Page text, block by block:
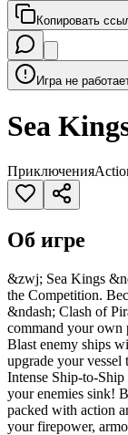
Копировать
Игра не
Sea
Приключения
Об игре
&zwj; Sea Kings
the Competition.
&ndash; Clash of
command your own
Blast enemy ships
upgrade your
Intense Ship-to-
your enemies sink!
packed with action
your firepower,